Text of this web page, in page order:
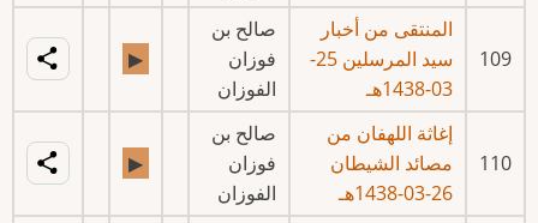
109
المنتقى من أخبار
سيد المرسلين 25-
03-1438هـ
صالح بن
فوزان
الفوزان
▶
110
إغاثة اللهفان من
مصائد الشيطان
26-03-1438هـ
صالح بن
فوزان
الفوزان
▶